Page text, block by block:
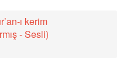
ı kerim
- Sesli)